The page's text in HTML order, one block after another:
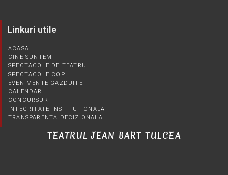
Linkuri utile
ACASA
CINE SUNTEM
SPECTACOLE DE TEATRU
SPECTACOLE COPII
EVENIMENTE GAZDUITE
CALENDAR
CONCURSURI
INTEGRITATE INSTITUTIONALA
TRANSPARENTA DECIZIONALA
TEATRUL JEAN BART TULCEA